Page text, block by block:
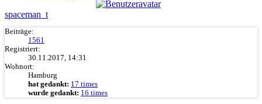
spaceman_t
Beiträge:
1561
Registriert:
30.11.2017, 14:31
Wohnort:
Hamburg
hat gedankt: 17 times
wurde gedankt: 16 times